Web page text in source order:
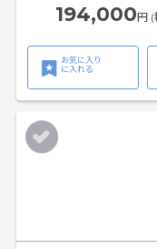
194,000円 (
お気に入り
に入れる